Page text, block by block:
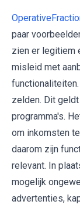
paar
zien er legitiem
misleid met
zelden. Dit
programma's.
om inkomsten
daarom zijn
relevant. In
mogelijk
advertenties,